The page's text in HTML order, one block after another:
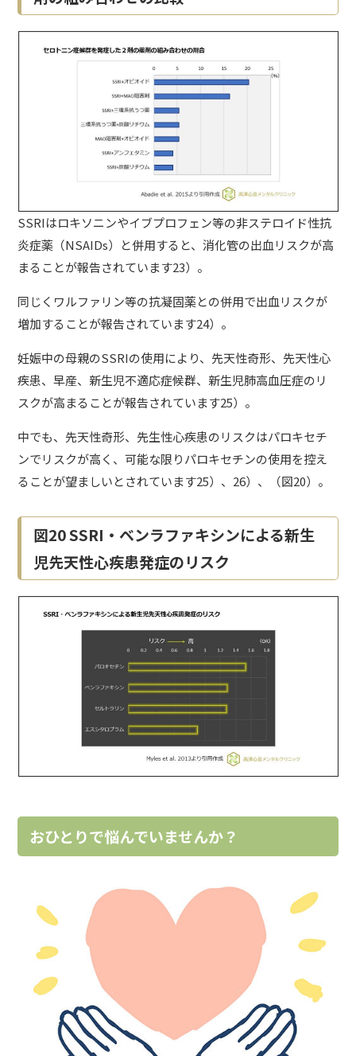
SSRIはロキソニンやイブプロフェン等の非ステロイド性抗
炎症薬（NSAIDs）と併用すると、消化管の出血リスクが高
まることが報告されています23）。
同じくワルファリン等の抗凝固薬との併用で出血リスクが
増加することが報告されています24）。
妊娠中の母親のSSRIの使用により、先天性奇形、先天性心
疾患、早産、新生児不適応症候群、新生児肺高血圧症のリ
スクが高まることが報告されています25）。
中でも、先天性奇形、先生性心疾患のリスクはパロキセチ
ンでリスクが高く、可能な限りパロキセチンの使用を控え
ることが望ましいとされています25）、26）、（図20）。
図20 SSRI・ベンラファキシンによる新生
児先天性心疾患発症のリスク
おひとりで悩んでいませんか？